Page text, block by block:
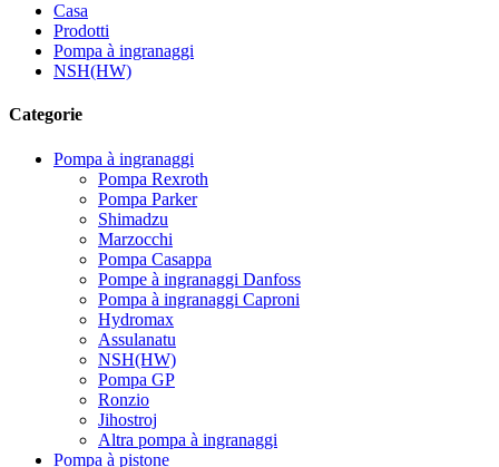
Casa
Prodotti
Pompa à ingranaggi
NSH(HW)
Categorie
Pompa à ingranaggi
Pompa Rexroth
Pompa Parker
Shimadzu
Marzocchi
Pompa Casappa
Pompe à ingranaggi Danfoss
Pompa à ingranaggi Caproni
Hydromax
Assulanatu
NSH(HW)
Pompa GP
Ronzio
Jihostroj
Altra pompa à ingranaggi
Pompa à pistone